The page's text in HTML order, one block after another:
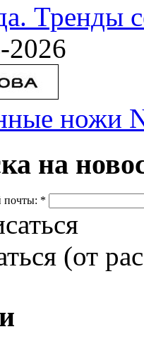
Тренды
2026
ножи
на
почты: *
(от